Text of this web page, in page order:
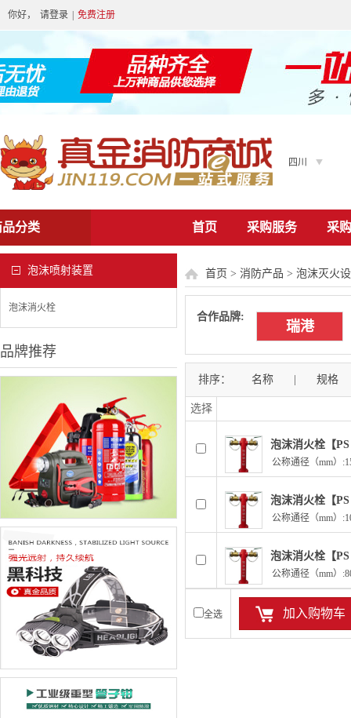
你好， 请登录 免费注册
四川
首页 采购服务 采
分类
泡沫喷射装置
泡沫消火栓
品牌推荐
首页 > 消防产品 > 泡沫灭火
合作品牌:
瑞港
排序： 名称 规格
选择
泡沫消火栓【
公称通径（mm）
泡沫消火栓【
公称通径（mm）
泡沫消火栓【
公称通径（mm）
全选 加入购物车